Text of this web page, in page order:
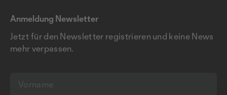
Anmeldung Newsletter
Jetzt für den Newsletter registrieren und keine News
mehr verpassen.